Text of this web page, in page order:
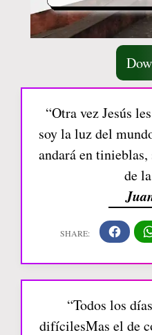
“Otra vez Jesús
soy la luz del
andará en
de
“Todos los
difícilesMas el de